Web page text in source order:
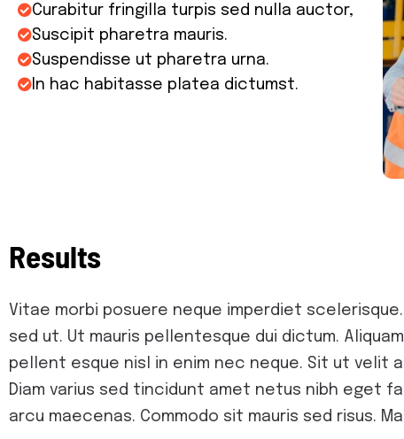
Curabitur fringilla turpis sed nulla auctor,
Suscipit pharetra mauris.
Suspendisse ut pharetra urna.
In hac habitasse platea dictumst.
Results
Vitae morbi posuere neque imperdiet
sed ut. Ut mauris pellentesque dui dictum.
pellent esque nisl in enim nec neque. Sit ut velit
Diam varius sed tincidunt amet netus nibh eget
arcu maecenas. Commodo sit mauris sed risus.